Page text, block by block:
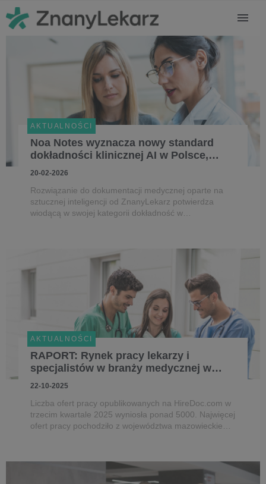
AKTUALNOŚCI
Noa Notes wyznacza nowy standard
dokładności klinicznej AI w Polsce,
Meksyku i Brazylii
20-02-2026
Rozwiązanie do dokumentacji medycznej oparte na
sztucznej inteligencji od ZnanyLekarz potwierdza
wiodącą w swojej kategorii dokładność w
AKTUALNOŚCI
RAPORT: Rynek pracy lekarzy i
specjalistów w branży medycznej w
trzecim kwartale 2025.
22-10-2025
Liczba ofert pracy opublikowanych na HireDoc.com w
trzecim kwartale 2025 wyniosła ponad 5000. Najwięcej
ofert pracy pochodziło z województwa mazowieckiego,
specjalizacji”.